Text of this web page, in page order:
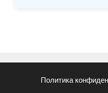
Политика